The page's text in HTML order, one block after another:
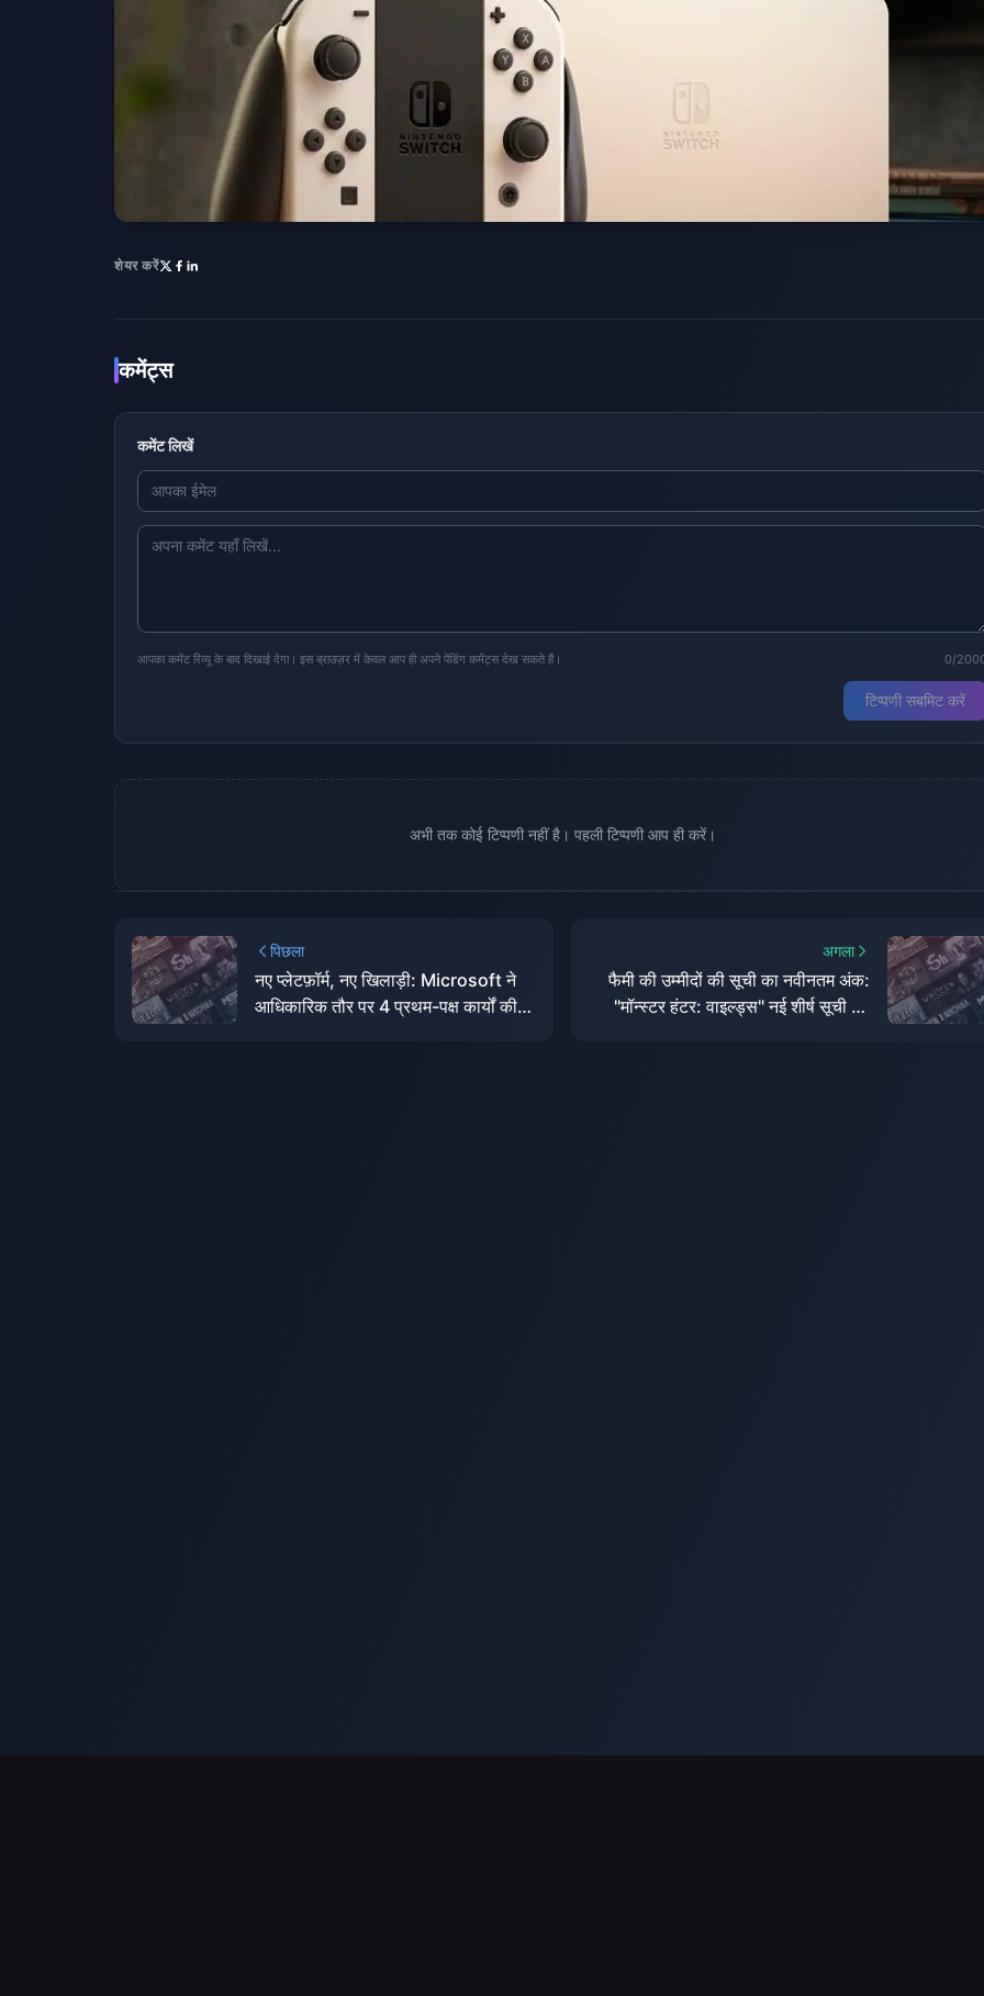
शेयर करें
कमेंट्स
कमेंट लिखें
आपका कमेंट रिव्यू के बाद दिखाई देगा। इस ब्राउज़र में केवल आप ही अपने पेंडिंग कमेंट्स देख सकते हैं। 0/
टिप्पणी सबमिट करें
अभी तक कोई टिप्पणी नहीं है। पहली टिप्पणी आप ही करें।
पिछला
नए प्लेटफ़ॉर्म, नए खिलाड़ी: Microsoft ने
आधिकारिक तौर पर 4 प्रथम-पक्ष कार्यों की
अगला
फैमी की उम्मीदों की सूची का नवीनतम अंक:
"मॉन्स्टर हंटर: वाइल्ड्स" नई शीर्ष सूची बन